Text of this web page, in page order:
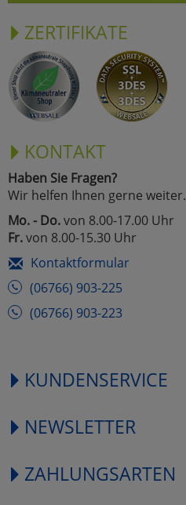
ZERTIFIKATE
KONTAKT
Haben Sie Fragen?
Wir helfen Ihnen gerne weiter.
Mo. - Do.von 8.00-17.00 Uhr
Fr.von 8.00-15.30 Uhr
Kontaktformular
(06766) 903-225
(06766) 903-223
KUNDENSERVICE
NEWSLETTER
ZAHLUNGSARTEN